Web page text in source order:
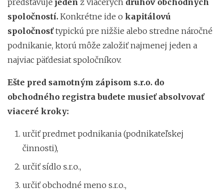
spoločností. Konkrétne ide o kapitálovú
spoločnosťtypickú pre nižšie alebo stredne náročné
podnikanie, ktorú môže založiť najmenej jeden a
najviac päťdesiat spoločníkov.
Ešte pred samotným zápisom s.r.o. do
obchodného registra budete musieť absolvovať
viaceré kroky:
určiť predmet podnikania (podnikateľskej
činnosti),
určiť sídlo s.r.o.,
určiť obchodné meno s.r.o.,